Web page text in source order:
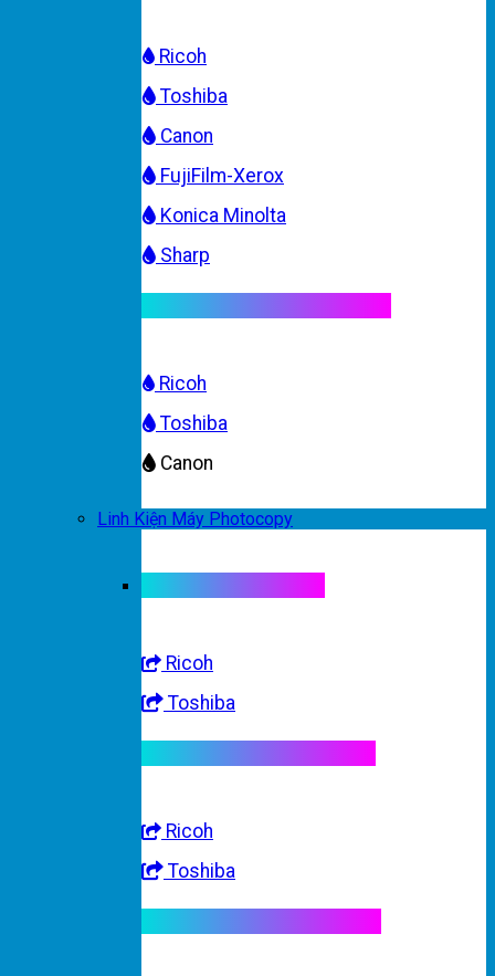
Ricoh
Toshiba
Canon
FujiFilm-Xerox
Konica Minolta
Sharp
Ricoh
Toshiba
Canon
Linh Kiện Máy Photocopy
Ricoh
Toshiba
Ricoh
Toshiba